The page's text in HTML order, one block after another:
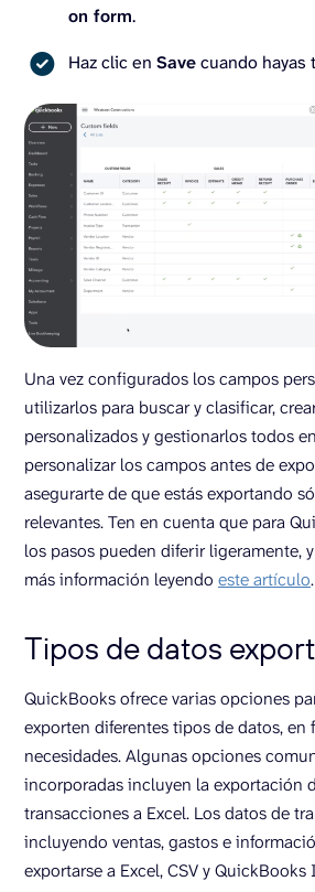
on form.
Haz clic en Savecuando hayas
Una vez configurados los campos
utilizarlos para buscar y clasificar,
personalizados y gestionarlos todos
personalizar los campos antes de
asegurarte de que estás exportando
relevantes. Ten en cuenta que para
los pasos pueden diferir ligeramente,
más información leyendo este artículo.
Tipos de datos
QuickBooks ofrece varias opciones
exporten diferentes tipos de datos, en
necesidades. Algunas opciones
incorporadas incluyen la exportación
transacciones a Excel. Los datos de
incluyendo ventas, gastos e
exportarse a Excel, CSV y